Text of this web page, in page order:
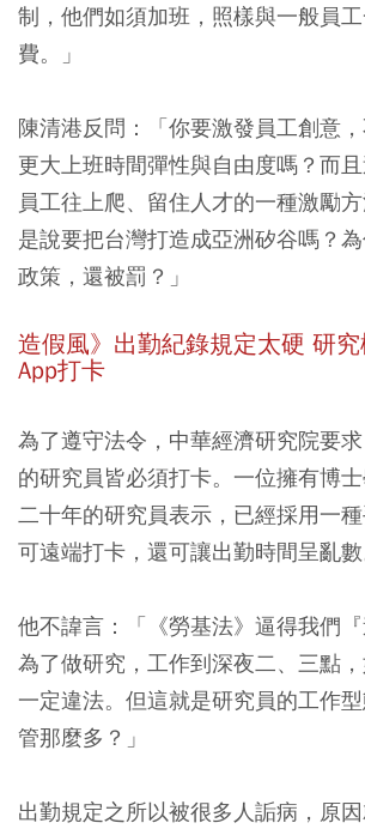
制，他們如須加班，照樣與一般員
費。」
陳清港反問：「你要激發員工創意
更大上班時間彈性與自由度嗎？而
員工往上爬、留住人才的一種激勵
是說要把台灣打造成亞洲矽谷嗎？
政策，還被罰？」
造假風》出勤紀錄規定太硬 研
App打卡
為了遵守法令，中華經濟研究院要
的研究員皆必須打卡。一位擁有博
二十年的研究員表示，已經採用一
可遠端打卡，還可讓出勤時間呈亂數
他不諱言：「《勞基法》逼得我們
為了做研究，工作到深夜二、三點，
一定違法。但這就是研究員的工作
管那麼多？」
出勤規定之所以被很多人詬病，原